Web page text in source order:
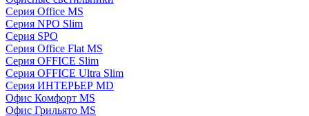
Серия Office MS
Серия NPO Slim
Серия SPO
Серия Office Flat MS
Серия OFFICE Slim
Серия OFFICE Ultra Slim
Серия ИНТЕРЬЕР MD
Офис Комфорт MS
Офис Грильято MS